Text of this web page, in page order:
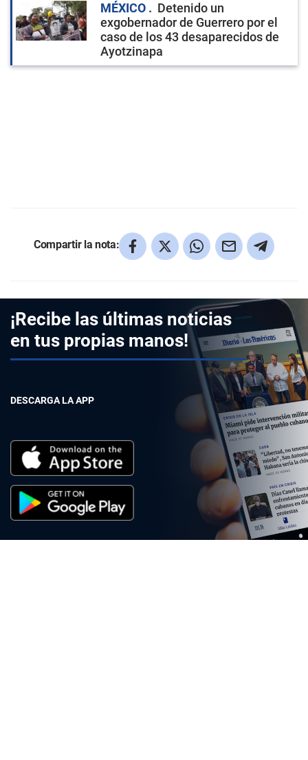
MÉXICO
Detenido un
exgobernador de Guerrero por el
caso de los 43 desaparecidos de
Ayotzinapa
Compartir la nota:
¡Recibe las últimas noticias
en tus propias manos!
DESCARGA LA APP